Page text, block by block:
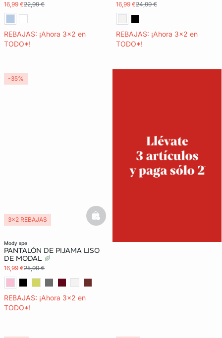
16,99 €22,99 €
REBAJAS: ¡Ahora 3x2 en
TODO*!
16,99 €24,99 €
REBAJAS: ¡Ahora 3x2 en
TODO*!
mody spe
PANTALÓN DE PIJAMA LISO
DE MODAL
16,99 €25,99 €
REBAJAS: ¡Ahora 3x2 en
TODO*!
3x2 REBAJAS basketfull
-35%